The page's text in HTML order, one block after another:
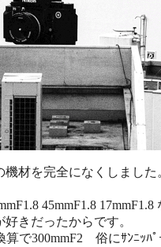
材を完全になくしました
45mmF1.8 17mmF1.8
きだったからです。
算で300mmF2 俗にｻﾝﾆｯﾊﾟ